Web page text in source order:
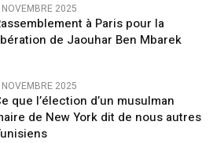
2025
à Paris pour la
de Jaouhar Ben Mbarek
2025
que l’élection d’un musulman
de New York dit de nous autres